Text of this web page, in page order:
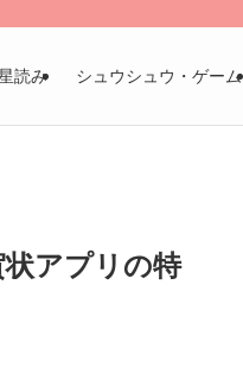
読み シュウシュウ・ゲーム
アプリの特